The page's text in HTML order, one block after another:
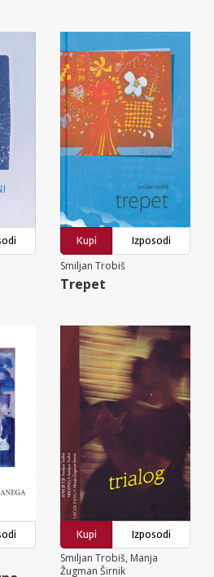
Kupi
Izposodi
Smiljan Trobiš
Trepet
Kupi
Izposodi
Smiljan Trobiš, Manja
Žugman Širnik